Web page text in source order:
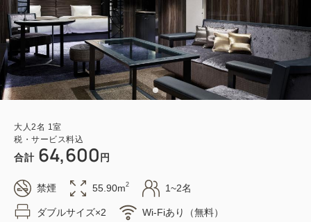
大人 2名 1 室
税・サービス料込
合計 64,600円
禁煙 55.90m2 1~2名
ダブルサイズ×2 Wi-Fiあり（無料）